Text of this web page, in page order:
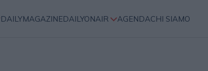
DAILYMAGAZINEDAILYONAIR AGENDACHI SIAMO